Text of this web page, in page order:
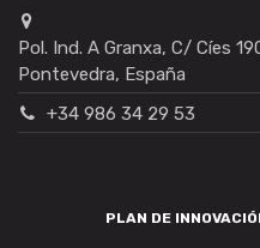
Pol. Ind. A Granxa, C/ Cíes
Pontevedra, España
+34 986 34 29 53
PLAN DE